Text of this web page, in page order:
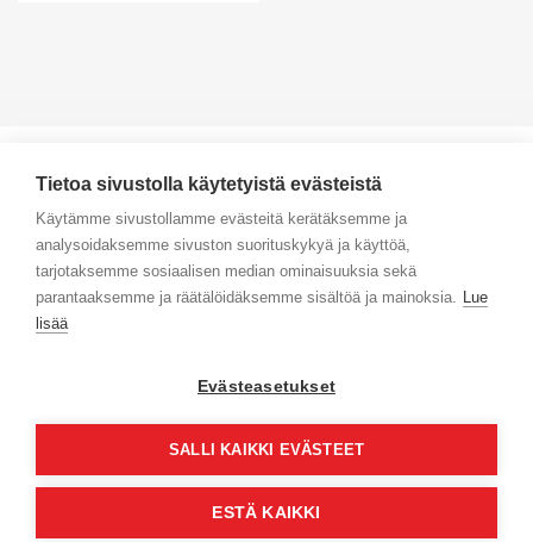
Yhteystiedot
Selaa tuotteita
Maksa turvallisesti
Tietoa sivustolla käytetyistä evästeistä
Käytämme sivustollamme evästeitä kerätäksemme ja
analysoidaksemme sivuston suorituskykyä ja käyttöä,
tarjotaksemme sosiaalisen median ominaisuuksia sekä
parantaaksemme ja räätälöidäksemme sisältöä ja mainoksia. Lue
lisää
Evästeasetukset
SALLI KAIKKI EVÄSTEET
ESTÄ KAIKKI